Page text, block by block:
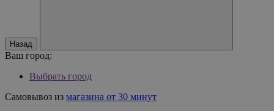
Назад
Ваш город:
Выбрать город
Самовывоз из магазина от 30 минут